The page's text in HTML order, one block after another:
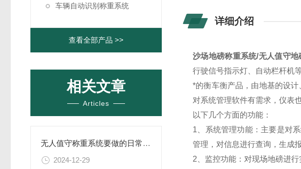
车辆自动识别称重系统
查看全部产品 >>
相关文章
Articles
无人值守称重系统要做的日常维护
2024-12-29
详细介绍
沙场地磅称重系统/无人值守
行驶信号指示灯、自动栏杆机
*的衡车衡产品，由地基的设
对系统管理软件有需求，仪表
以下几个方面的功能 ：
1、系统管理功能：主要是对
管理，对信息进行查询，生成
2、监控功能：对现场地磅进